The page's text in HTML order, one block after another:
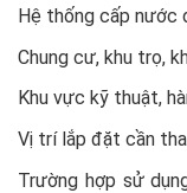
Hệ thống cấp nước
Chung cư, khu trọ,
Khu vực kỹ thuật,
Vị trí lắp đặt cần
Trường hợp sử